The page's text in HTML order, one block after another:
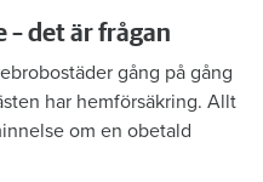
– det är frågan
gång på gång
har hemförsäkring. Allt
om en obetald